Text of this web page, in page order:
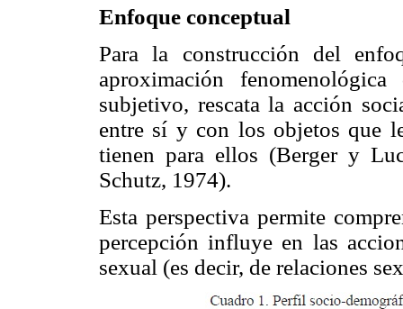
Enfoque conceptual
Para la construcción del
aproximación
subjetivo, rescata la acción
entre sí y con los objetos que
tienen para ellos (Berger y
Schutz, 1974).
Esta perspectiva permite
percepción influye en las
sexual (es decir, de relaciones